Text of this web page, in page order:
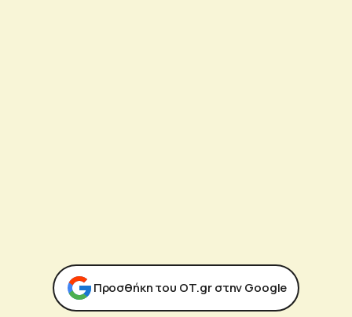
Προσθήκη του ΟΤ.gr στην Google